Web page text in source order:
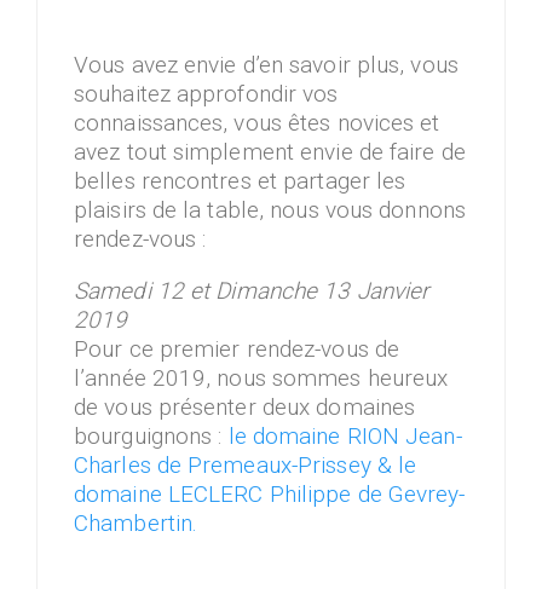
Vous avez envie d’en savoir plus, vous
souhaitez approfondir vos
connaissances, vous êtes novices et
avez tout simplement envie de faire de
belles rencontres et partager les
plaisirs de la table, nous vous donnons
rendez-vous :
Samedi 12 et Dimanche 13 Janvier
2019
Pour ce premier rendez-vous de
l’année 2019, nous sommes heureux
de vous présenter deux domaines
bourguignons : le domaine RION Jean-
Charles de Premeaux-Prissey & le
domaine LECLERC Philippe de Gevrey-
Chambertin.